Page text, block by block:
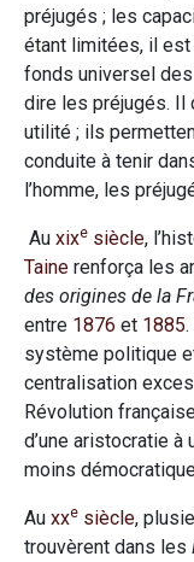
préjugés ; les
étant limitées, il est
fonds universel
dire les préjugés. Il
utilité ; ils
conduite à tenir
l’homme, les
Au xixe siècle,
Taine renforça les
des origines de la
entre 1876 et 1885
système politique
centralisation
Révolution
d’une aristocratie
moins
Au xxe siècle,
trouvèrent dans les